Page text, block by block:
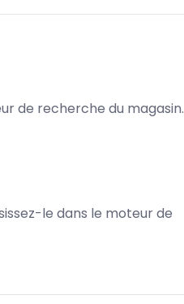
de recherche du magasin.
le dans le moteur de